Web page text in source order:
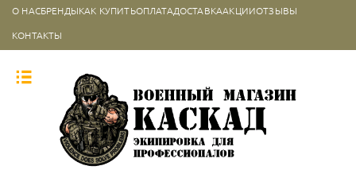
О НАСБРЕНДЫКАК КУПИТЬОПЛАТАДОСТАВКААКЦИИОТЗЫВЫ
КОНТАКТЫ